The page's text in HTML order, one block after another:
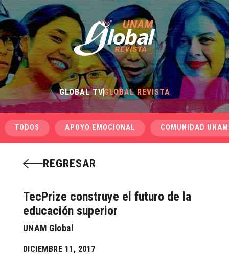
GLOBAL TVGLOBAL REVISTA
TODOS APOYO EMOCIONAL COMUNIDAD UNAM
REGRESAR
TecPrize construye el futuro de la
educación superior
UNAM Global
DICIEMBRE 11, 2017